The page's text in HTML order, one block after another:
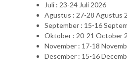
Juli : 23-24 Juli 2026
Agustus : 27-28 Agustus
September : 15-16
Oktober : 20-21 October
November : 17-18
Desember : 15-16